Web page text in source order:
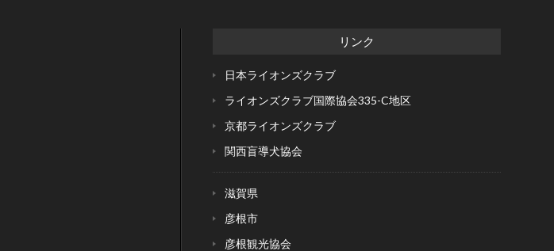
リンク
日本ライオンズクラブ
ライオンズクラブ国際協会335-C地区
京都ライオンズクラブ
関西盲導犬協会
滋賀県
彦根市
彦根観光協会